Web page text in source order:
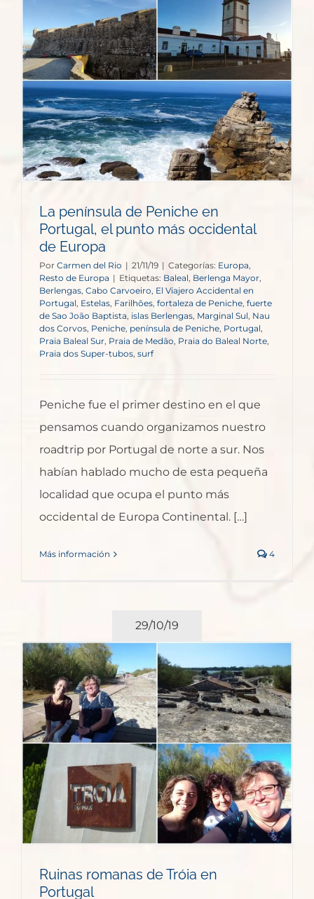
La península de Peniche en
Portugal, el punto más occidental
de Europa
Por Carmen del Rio | 21/11/19 | Categorías: Europa,
Resto de Europa | Etiquetas: Baleal, Berlenga Mayor,
Berlengas, Cabo Carvoeiro, El Viajero Accidental en
Portugal, Estelas, Farilhões, fortaleza de Peniche, fuerte
de Sao João Baptista, islas Berlengas, Marginal Sul, Nau
dos Corvos, Peniche, península de Peniche, Portugal,
Praia Baleal Sur, Praia de Medão, Praia do Baleal Norte,
Praia dos Super-tubos, surf
Peniche fue el primer destino en el que
pensamos cuando organizamos nuestro
roadtrip por Portugal de norte a sur. Nos
habían hablado mucho de esta pequeña
localidad que ocupa el punto más
occidental de Europa Continental. […]
Más información 4
29/10/19
Ruinas romanas de Tróia en
Portugal